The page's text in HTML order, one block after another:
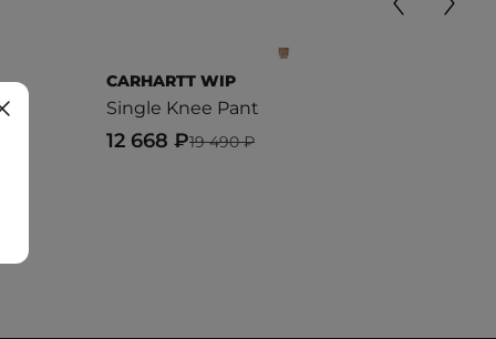
CARHARTT WIP
Single Knee Pant
19 490 ₽
12 668 ₽